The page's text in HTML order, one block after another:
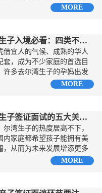
给孕妈提供安心... MORE
尔湾生子入境必看：四类不能带的物品
借宜人的气候、成熟的华人
套，成为不少家庭的首选目
许多去尔湾生子的孕妈出发
多带点家乡特产... MORE
尔湾生子签证面试的五大关键要点
尔湾生子的热度居高不下，
内家庭都希望孩子能拥有美
，从而为未来发展增添更多
。然而，在签证办...MORE